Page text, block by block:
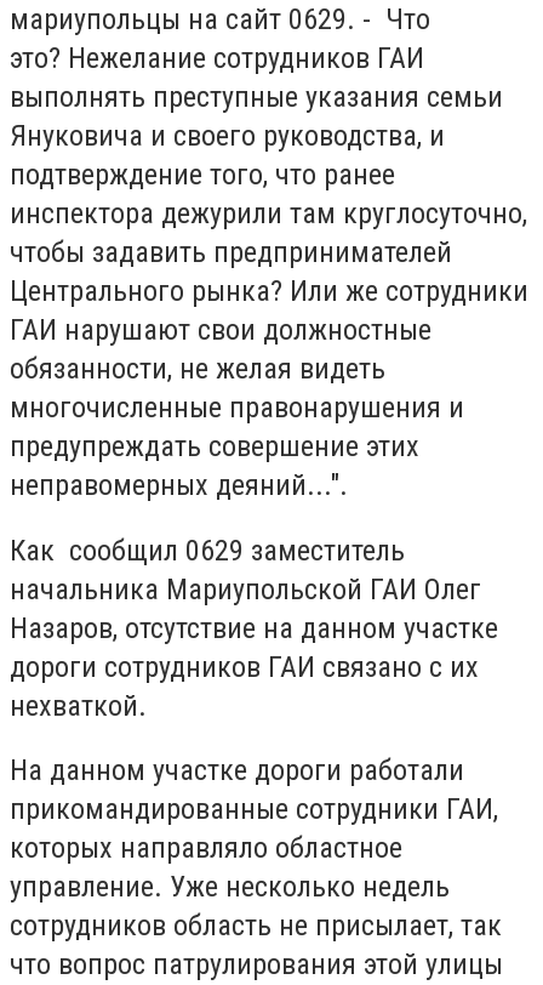
мариупольцы на сайт 0629. - Что
это? Нежелание сотрудников ГАИ
выполнять преступные указания семьи
Януковича и своего руководства, и
подтверждение того, что ранее
инспектора дежурили там круглосуточно,
чтобы задавить предпринимателей
Центрального рынка? Или же сотрудники
ГАИ нарушают свои должностные
обязанности, не желая видеть
многочисленные правонарушения и
предупреждать совершение этих
неправомерных деяний...".
Как сообщил 0629 заместитель
начальника Мариупольской ГАИ Олег
Назаров, отсутствие на данном участке
дороги сотрудников ГАИ связано с их
нехваткой.
На данном участке дороги работали
прикомандированные сотрудники ГАИ,
которых направляло областное
управление. Уже несколько недель
сотрудников область не присылает, так
что вопрос патрулирования этой улицы